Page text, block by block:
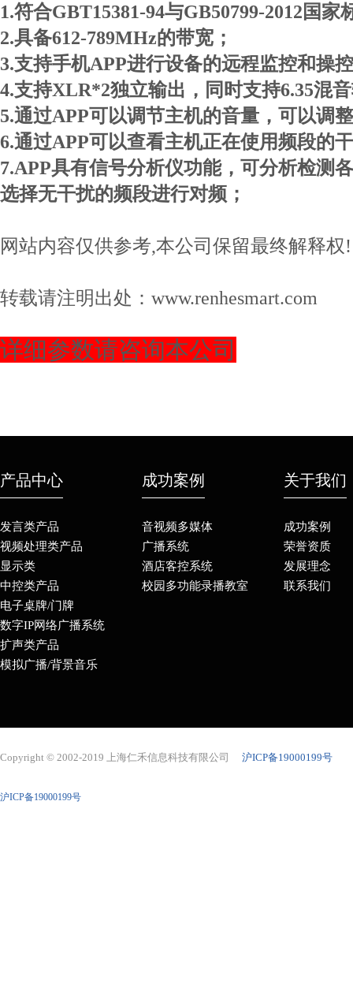
1.符合GBT15381-94与GB50799-2012国家
2.具备612-789MHz的带宽；
3.支持手机APP进行设备的远程监控和操
4.支持XLR*2独立输出，同时支持6.35混
5.通过APP可以调节主机的音量，可以调
6.通过APP可以查看主机正在使用频段的
7.APP具有信号分析仪功能，可分析检测
选择无干扰的频段进行对频；
网站内容仅供参考,本公司保留最终解释权!
转载请注明出处：www.renhesmart.com
详细参数请咨询本公司
产品中心
发言类产品
视频处理类产品
显示类
中控类产品
电子桌牌/门牌
数字IP网络广播系统
扩声类产品
模拟广播/背景音乐
成功案例
音视频多媒体
广播系统
酒店客控系统
校园多功能录播教室
关于我们
成功案例
荣誉资质
发展理念
联系我们
Copyright © 2002-2019 上海仁禾信息科技有限公司 沪ICP备19000199号
沪ICP备19000199号